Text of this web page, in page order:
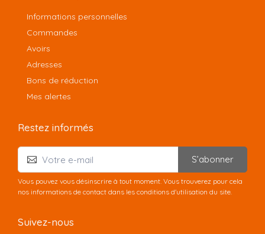
Informations personnelles
Commandes
Avoirs
Adresses
Bons de réduction
Mes alertes
Restez informés
S’abonner
Vous pouvez vous désinscrire à tout moment. Vous trouverez pour cela
nos informations de contact dans les conditions d'utilisation du site.
Suivez-nous